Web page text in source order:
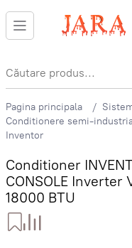
Pagina principala
Conditionere semi-
Inventor
Conditioner
CONSOLE Inverter
18000 BTU